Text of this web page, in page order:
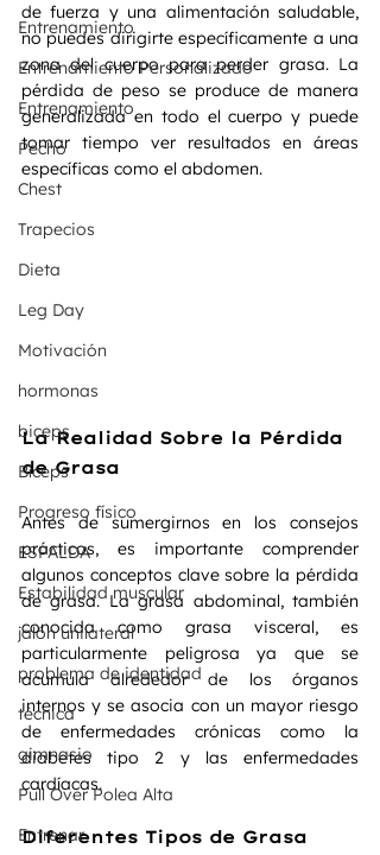
Entrenamiento
Entrenamiento Personalizado
Entrenamiento
Pecho
Chest
Trapecios
Dieta
Leg Day
Motivación
hormonas
biceps
Bíceps
Progreso físico
ESPALDA
Estabilidad muscular
jalón unilateral
problema de identidad
técnica
gimnasio
Pull Over Polea Alta
Entrenar
de fuerza y una alimentación saludable,
no puedes dirigirte específicamente a una
zona del cuerpo para perder grasa. La
pérdida de peso se produce de manera
generalizada en todo el cuerpo y puede
tomar tiempo ver resultados en áreas
específicas como el abdomen.
La Realidad Sobre la Pérdida
de Grasa
Antes de sumergirnos en los consejos
prácticos, es importante comprender
algunos conceptos clave sobre la pérdida
de grasa. La grasa abdominal, también
conocida como grasa visceral, es
particularmente peligrosa ya que se
acumula alrededor de los órganos
internos y se asocia con un mayor riesgo
de enfermedades crónicas como la
diabetes tipo 2 y las enfermedades
cardíacas.
Diferentes Tipos de Grasa